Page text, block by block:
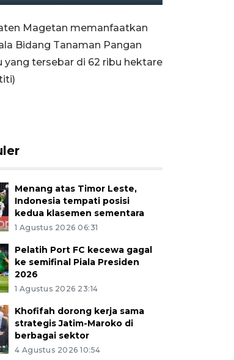
Forward
Settings
PIP Enter
Magetan memanfaatkan
Bidang Tanaman Pangan
yang tersebar di 62 ribu hektare
Menang atas Timor Leste,
Indonesia tempati posisi
kedua klasemen sementara
1 Agustus 2026 06:31
Pelatih Port FC kecewa gagal
ke semifinal Piala Presiden
2026
1 Agustus 2026 23:14
Khofifah dorong kerja sama
strategis Jatim-Maroko di
berbagai sektor
4 Agustus 2026 10:54